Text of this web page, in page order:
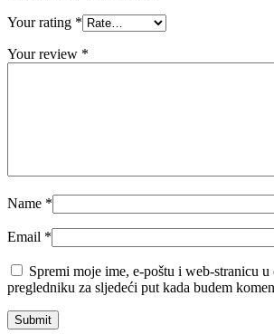
Your rating *
Your review *
Name *
Email *
Spremi moje ime, e-poštu i web-stranicu
pregledniku za sljedeći put kada budem